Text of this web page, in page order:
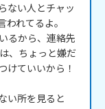
ない人とチャッ
れてるよ。
るから、連絡先
、ちょっと嫌だ
けていいから！
い所を見ると